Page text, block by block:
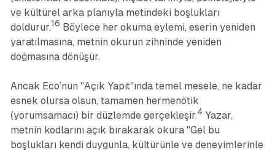
ve kültürel arka planıyla metindeki boşlukları
doldurur.16 Böylece her okuma eylemi, eserin yeniden
yaratılmasına, metnin okurun zihninde yeniden
doğmasına dönüşür.
Ancak Eco’nun "Açık Yapıt"ında temel mesele, ne kadar
esnek olursa olsun, tamamen hermenötik
(yorumsamacı) bir düzlemde gerçekleşir.4 Yazar,
metnin kodlarını açık bırakarak okura "Gel bu
boşlukları kendi duygunla, kültürünle ve deneyimlerinle